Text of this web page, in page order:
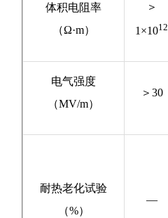
体积电阻率
（Ω·m）
＞
1×1012
电气强度
（MV/m）
＞30
耐热老化试验
（%）
—